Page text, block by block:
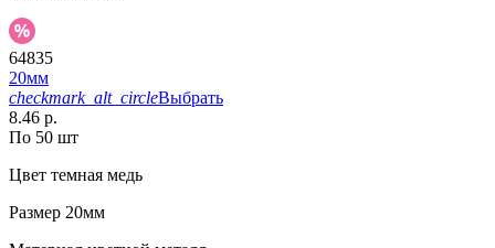
64835
20мм
checkmark_alt_circleВыбрать
8.46 р.
По 50 шт
Цвет темная медь
Размер 20мм